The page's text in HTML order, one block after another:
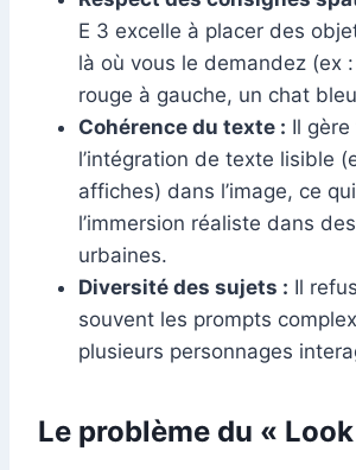
E 3 excelle à placer des
là où vous le demandez (ex
rouge à gauche, un chat
Cohérence du texte : Il
l’intégration de texte lisible
affiches) dans l’image, ce
l’immersion réaliste dans
urbaines.
Diversité des sujets : Il
souvent les prompts
plusieurs personnages
Le problème du «